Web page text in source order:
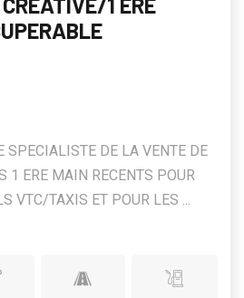
SPECIALISTE DE LA VENTE DE
1 ERE MAIN RECENTS POUR
VTC/TAXIS ET POUR LES ...